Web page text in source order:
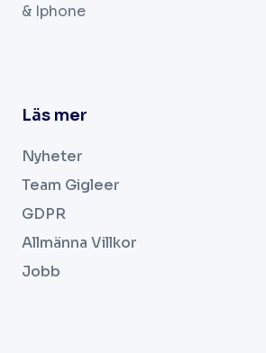
& Iphone
Läs mer
Nyheter
Team Gigleer
GDPR
Allmänna Villkor
Jobb